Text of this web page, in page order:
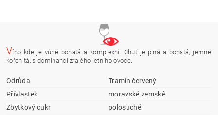
Víno kde je vůně bohatá a komplexní. Chuť je plná a bohatá, jemně
kořenitá, s dominancí zralého letního ovoce.
Odrůda
Tramín červený
Přívlastek
moravské zemské
Zbytkový cukr
polosuché